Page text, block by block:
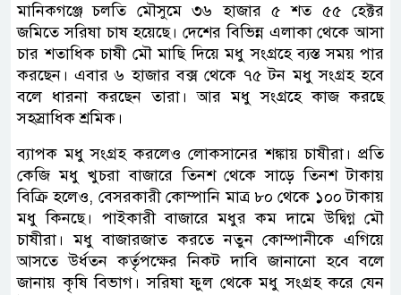
মানিকগঞ্জে চলতি মৌসুমে ৩৬ হাজার ৫ শত ৫৫ হেক্টর
জমিতে সরিষা চাষ হয়েছে। দেশের বিভিন্ন এলাকা থেকে আসা
চার শতাধিক চাষী মৌ মাছি দিয়ে মধু সংগ্রহে ব্যস্ত সময় পার
করছেন। এবার ৬ হাজার বক্স থেকে ৭৫ টন মধু সংগ্রহ হবে
বলে ধারনা করছেন তারা। আর মধু সংগ্রহে কাজ করছে
সহস্রাধিক শ্রমিক।
ব্যাপক মধু সংগ্রহ করলেও লোকসানের শঙ্কায় চাষীরা। প্রতি
কেজি মধু খুচরা বাজারে তিনশ থেকে সাড়ে তিনশ টাকায়
বিক্রি হলেও, বেসরকারী কোম্পানি মাত্র ৮০ থেকে ১০০ টাকায়
মধু কিনছে। পাইকারী বাজারে মধুর কম দামে উদ্বিগ্ন মৌ
চাষীরা। মধু বাজারজাত করতে নতুন কোম্পানীকে এগিয়ে
আসতে উর্ধতন কর্তৃপক্ষের নিকট দাবি জানানো হবে বলে
জানায় কৃষি বিভাগ। সরিষা ফুল থেকে মধু সংগ্রহ করে যেন